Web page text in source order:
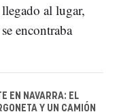
al lugar,
encontraba
EN NAVARRA: EL
Y UN CAMIÓN